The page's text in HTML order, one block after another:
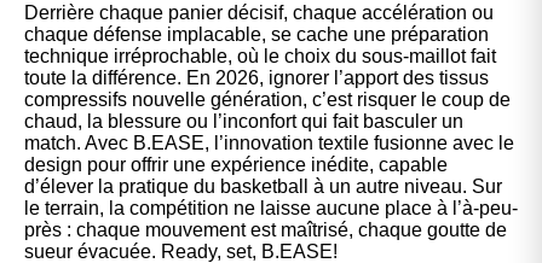
Derrière chaque panier décisif, chaque accélération ou
chaque défense implacable, se cache une préparation
technique irréprochable, où le choix du sous-maillot fait
toute la différence. En 2026, ignorer l’apport des tissus
compressifs nouvelle génération, c’est risquer le coup de
chaud, la blessure ou l’inconfort qui fait basculer un
match. Avec B.EASE, l’innovation textile fusionne avec le
design pour offrir une expérience inédite, capable
d’élever la pratique du basketball à un autre niveau. Sur
le terrain, la compétition ne laisse aucune place à l’à-peu-
près : chaque mouvement est maîtrisé, chaque goutte de
sueur évacuée. Ready, set, B.EASE!